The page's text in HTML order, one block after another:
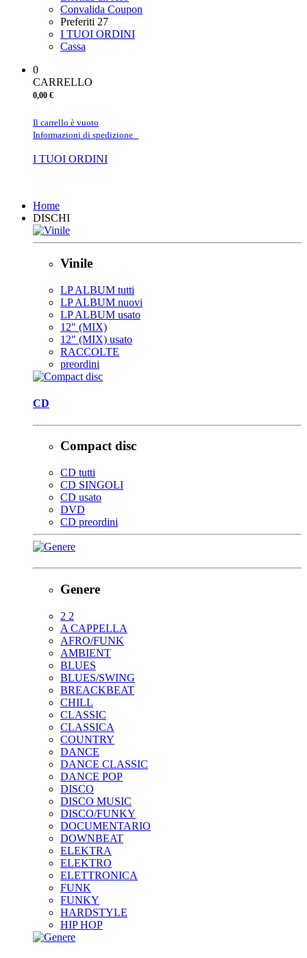
Convalida Coupon
Preferiti 27
I TUOI ORDINI
Cassa
0
CARRELLO
0,00 €
Il carrello è vuoto
Informazioni di spedizione
I TUOI ORDINI
Home
DISCHI
Vinile
LP ALBUM tutti
LP ALBUM nuovi
LP ALBUM usato
12" (MIX)
12" (MIX) usato
RACCOLTE
preordini
CD
Compact disc
CD tutti
CD SINGOLI
CD usato
DVD
CD preordini
Genere
2 2
A CAPPELLA
AFRO/FUNK
AMBIENT
BLUES
BLUES/SWING
BREACKBEAT
CHILL
CLASSIC
CLASSICA
COUNTRY
DANCE
DANCE CLASSIC
DANCE POP
DISCO
DISCO MUSIC
DISCO/FUNKY
DOCUMENTARIO
DOWNBEAT
ELEKTRA
ELEKTRO
ELETTRONICA
FUNK
FUNKY
HARDSTYLE
HIP HOP